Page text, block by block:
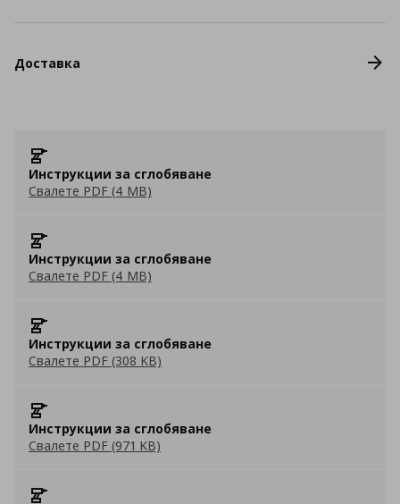
Доставка
Инструкции за сглобяване
Свалете PDF (4 MB)
Инструкции за сглобяване
Свалете PDF (4 MB)
Инструкции за сглобяване
Свалете PDF (308 KB)
Инструкции за сглобяване
Свалете PDF (971 KB)